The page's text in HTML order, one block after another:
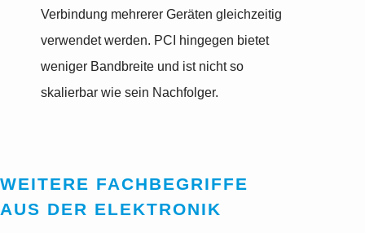
Verbindung mehrerer Geräten gleichzeitig
verwendet werden. PCI hingegen bietet
weniger Bandbreite und ist nicht so
skalierbar wie sein Nachfolger.
WEITERE FACHBEGRIFFE
AUS DER ELEKTRONIK